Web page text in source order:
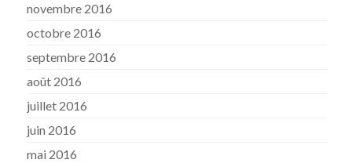
novembre 2016
octobre 2016
septembre 2016
août 2016
juillet 2016
juin 2016
mai 2016